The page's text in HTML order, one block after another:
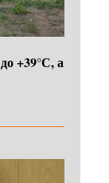
+39°С, а